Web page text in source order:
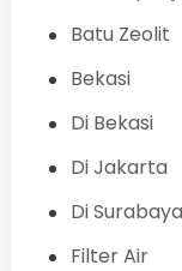
Batu Zeolit
Bekasi
Di Bekasi
Di Jakarta
Di Surabaya
Filter Air